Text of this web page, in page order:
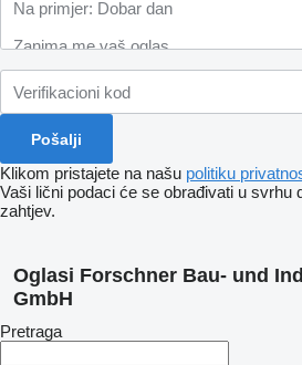
Klikom pristajete na našu politiku
Vaši lični podaci će se obrađivati ​​u svrhu
zahtjev.
Oglasi Forschner Bau- und
GmbH
Pretraga